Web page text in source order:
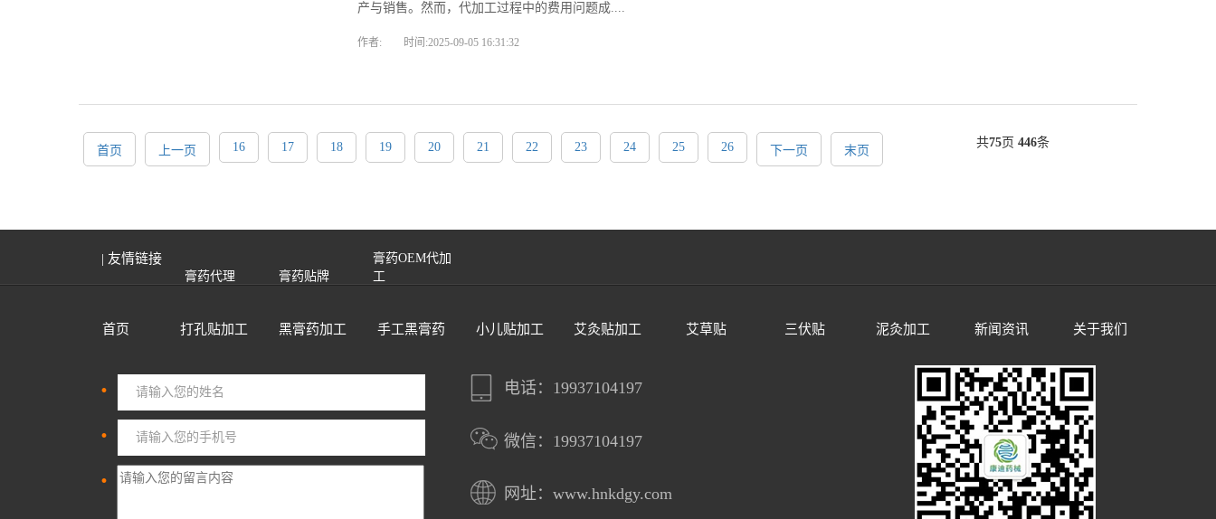
产与销售。然而，代加工过程中的费用问题成....
作者: 时间:2025-09-05 16:31:32
首页 上一页 16 17 18 19 20 21 22 23 24 25 26 下一页 末页
共75页 446条
| 友情链接
膏药代理 膏药贴牌
膏药OEM代加
工
首页 打孔贴加工 黑膏药加工 手工黑膏药 小儿贴加工 艾灸贴加工 艾草贴 三伏贴 泥灸加工 新闻资讯 关于我们
·
·
·
电话：19937104197
微信：19937104197
网址：www.hnkdgy.com